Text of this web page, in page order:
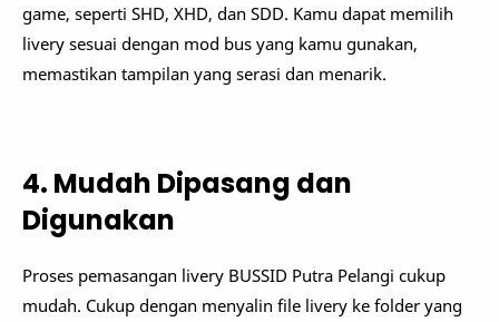
game, seperti SHD, XHD, dan SDD. Kamu dapat memilih
livery sesuai dengan mod bus yang kamu gunakan,
memastikan tampilan yang serasi dan menarik.
4. Mudah Dipasang dan
Digunakan
Proses pemasangan livery BUSSID Putra Pelangi cukup
mudah. Cukup dengan menyalin file livery ke folder yang